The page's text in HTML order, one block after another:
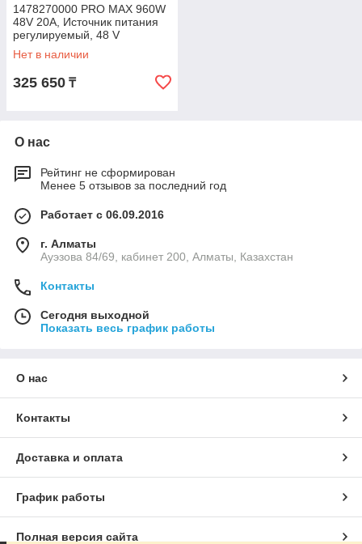
1478270000 PRO MAX 960W
48V 20A, Источник питания
регулируемый, 48 V
Нет в наличии
325 650 ₸
О нас
Рейтинг не сформирован
Менее 5 отзывов за последний год
Работает с 06.09.2016
г. Алматы
Ауэзова 84/69, кабинет 200, Алматы, Казахстан
Контакты
Сегодня выходной
Показать весь график работы
О нас
Контакты
Доставка и оплата
График работы
Полная версия сайта